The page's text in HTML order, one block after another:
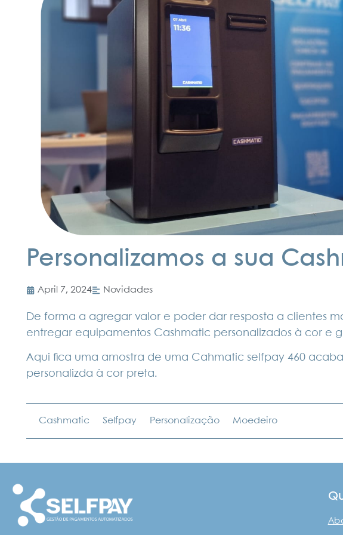
Personalizamos a sua
April 7, 2024 Novidades
De forma a agregar valor e poder dar resposta a clientes
entregar equipamentos Cashmatic personalizados à cor e
Aqui fica uma amostra de uma Cahmatic selfpay 460
personalizda à cor preta.
Cashmatic Selfpay Personalização Moedeiro